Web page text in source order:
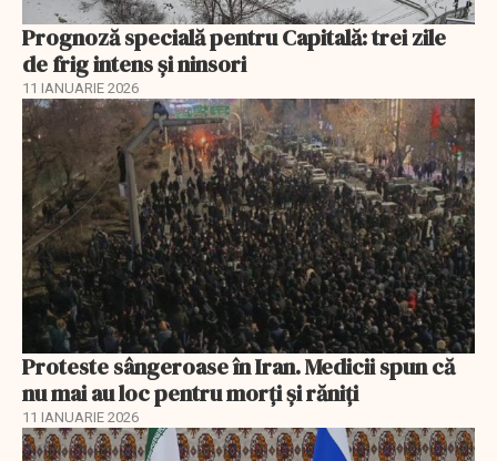
Prognoză specială pentru Capitală: trei zile
de frig intens și ninsori
11 IANUARIE 2026
Proteste sângeroase în Iran. Medicii spun că
nu mai au loc pentru morți și răniți
11 IANUARIE 2026